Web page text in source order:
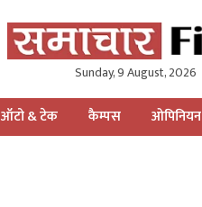
Sunday, 9 August, 2026
ऑटो & टेक कैम्पस ओपिनियन